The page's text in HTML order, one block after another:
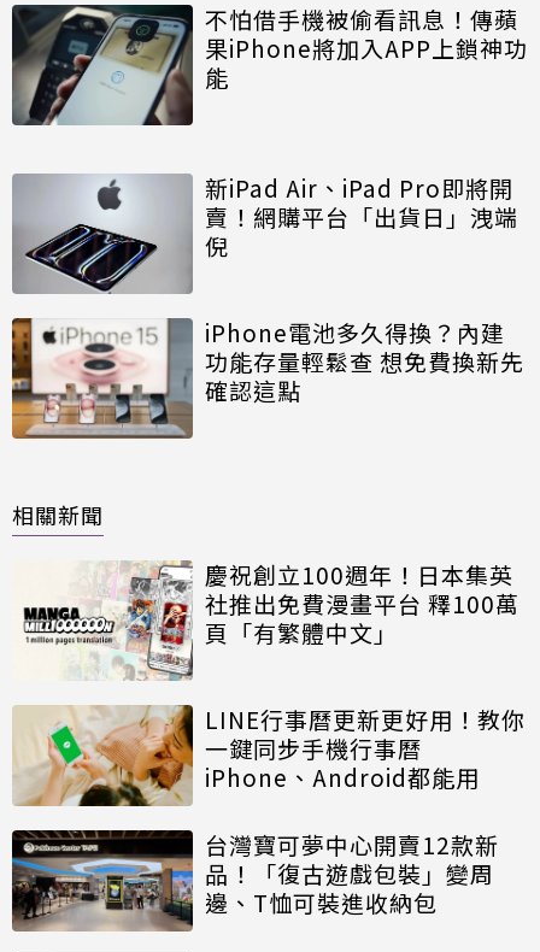
不怕借手機被偷看訊息！傳蘋
果iPhone將加入APP上鎖神功
能
新iPad Air、iPad Pro即將開
賣！網購平台「出貨日」洩端
倪
iPhone電池多久得換？內建
功能存量輕鬆查 想免費換新先
確認這點
相關新聞
慶祝創立100週年！日本集英
社推出免費漫畫平台 釋100萬
頁「有繁體中文」
LINE行事曆更新更好用！教你
一鍵同步手機行事曆
iPhone、Android都能用
台灣寶可夢中心開賣12款新
品！「復古遊戲包裝」變周
邊、T恤可裝進收納包